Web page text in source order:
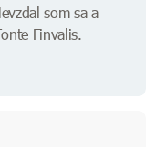
som sa a
Finvalis.